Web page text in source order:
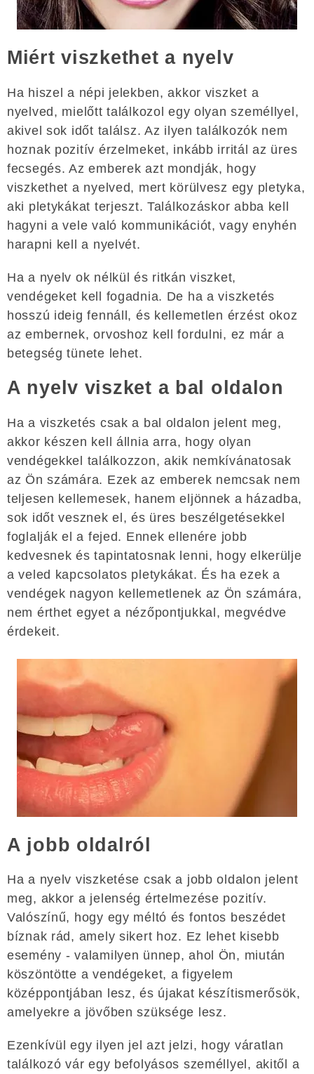
Miért viszkethet a nyelv
Ha hiszel a népi jelekben, akkor viszket a
nyelved, mielőtt találkozol egy olyan személlyel,
akivel sok időt találsz. Az ilyen találkozók nem
hoznak pozitív érzelmeket, inkább irritál az üres
fecsegés. Az emberek azt mondják, hogy
viszkethet a nyelved, mert körülvesz egy pletyka,
aki pletykákat terjeszt. Találkozáskor abba kell
hagyni a vele való kommunikációt, vagy enyhén
harapni kell a nyelvét.
Ha a nyelv ok nélkül és ritkán viszket,
vendégeket kell fogadnia. De ha a viszketés
hosszú ideig fennáll, és kellemetlen érzést okoz
az embernek, orvoshoz kell fordulni, ez már a
betegség tünete lehet.
A nyelv viszket a bal oldalon
Ha a viszketés csak a bal oldalon jelent meg,
akkor készen kell állnia arra, hogy olyan
vendégekkel találkozzon, akik nemkívánatosak
az Ön számára. Ezek az emberek nemcsak nem
teljesen kellemesek, hanem eljönnek a házadba,
sok időt vesznek el, és üres beszélgetésekkel
foglalják el a fejed. Ennek ellenére jobb
kedvesnek és tapintatosnak lenni, hogy elkerülje
a veled kapcsolatos pletykákat. És ha ezek a
vendégek nagyon kellemetlenek az Ön számára,
nem érthet egyet a nézőpontjukkal, megvédve
érdekeit.
A jobb oldalról
Ha a nyelv viszketése csak a jobb oldalon jelent
meg, akkor a jelenség értelmezése pozitív.
Valószínű, hogy egy méltó és fontos beszédet
bíznak rád, amely sikert hoz. Ez lehet kisebb
esemény - valamilyen ünnep, ahol Ön, miután
köszöntötte a vendégeket, a figyelem
középpontjában lesz, és újakat készítismerősök,
amelyekre a jövőben szüksége lesz.
Ezenkívül egy ilyen jel azt jelzi, hogy váratlan
találkozó vár egy befolyásos személlyel, akitől a